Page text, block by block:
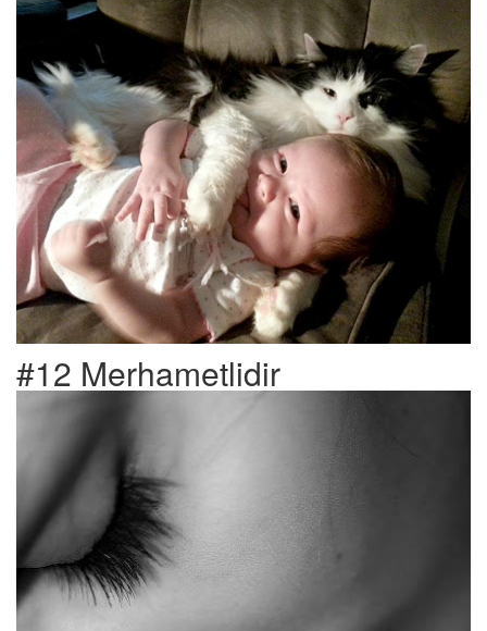
#12 Merhametlidir